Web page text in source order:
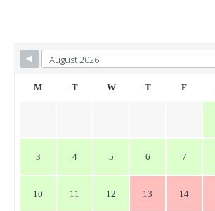
ビ
ゲ
M T W T F
3 4 5 6 7
10 11 12 13 14